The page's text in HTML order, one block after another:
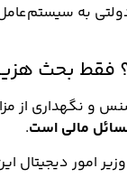
دولتی به
فقط بحث
و نگهداری از
مسائل مالی است.
امور دیجیتال